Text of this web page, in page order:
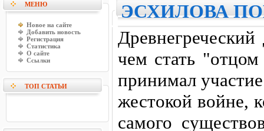
МЕНЮ
Новое на сайте
Добавить новость
Регистрация
Статистика
О сайте
Ссылки
ТОП СТАТЬИ
ЭСХИЛОВА
чем стать
принимал
жестокой войне,
самого